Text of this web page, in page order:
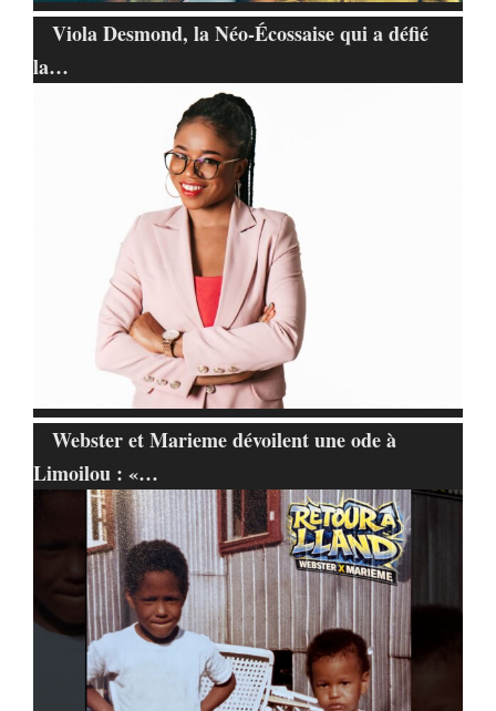
Viola Desmond, la Néo-Écossaise qui a défié
la…
Webster et Marieme dévoilent une ode à
Limoilou : «…